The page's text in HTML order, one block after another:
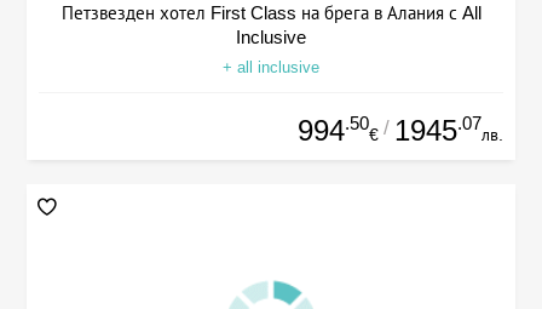
Петзвезден хотел First Class на брега в Алания с All
Inclusive
+ all inclusive
994.50
€ / 1945.07
лв.